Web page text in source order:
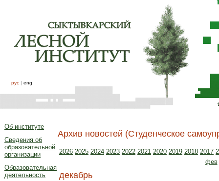
рус | eng
Об институте
Сведения об
образовательной
организации
Образовательная
деятельность
Архив новостей (Студенческое
2026 2025 2024 2023 2022 2021 2020 2019 2018 2017
фев
декабрь